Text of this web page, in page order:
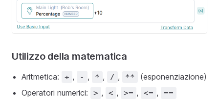
Utilizzo della matematica
Aritmetica: + , - , * , / , **
(esponenziazione)
Operatori numerici:
> , < , >= , <= , ==